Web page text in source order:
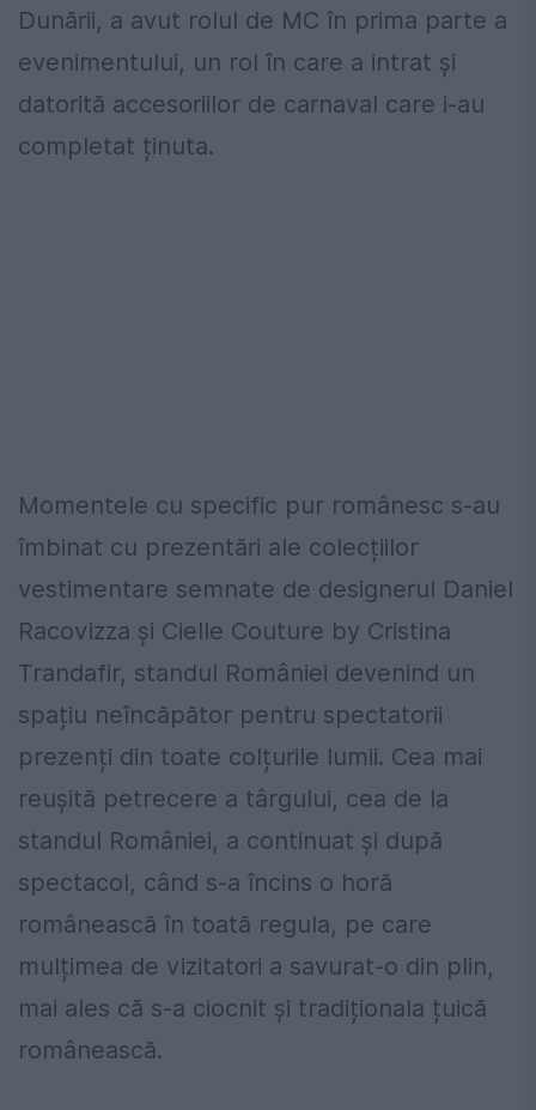
Dunării, a avut rolul de MC în prima parte a
evenimentului, un rol în care a intrat și
datorită accesoriilor de carnaval care i-au
completat ținuta.
Momentele cu specific pur românesc s-au
îmbinat cu prezentări ale colecțiilor
vestimentare semnate de designerul Daniel
Racovizza și Cielle Couture by Cristina
Trandafir, standul României devenind un
spațiu neîncăpător pentru spectatorii
prezenți din toate colțurile lumii. Cea mai
reușită petrecere a târgului, cea de la
standul României, a continuat și după
spectacol, când s-a încins o horă
românească în toată regula, pe care
mulțimea de vizitatori a savurat-o din plin,
mai ales că s-a ciocnit și tradiționala țuică
românească.